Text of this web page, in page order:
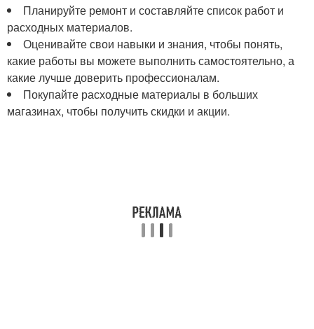
Планируйте ремонт и составляйте список работ и
расходных материалов.
Оценивайте свои навыки и знания, чтобы понять,
какие работы вы можете выполнить самостоятельно, а
какие лучше доверить профессионалам.
Покупайте расходные материалы в больших
магазинах, чтобы получить скидки и акции.